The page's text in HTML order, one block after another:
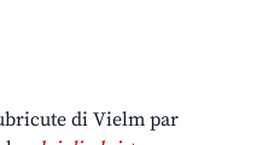
di Vielm par